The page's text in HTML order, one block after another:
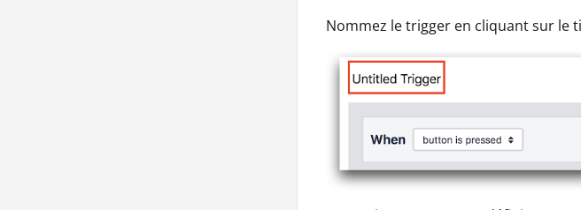
Nommez le trigger en cliquant sur le